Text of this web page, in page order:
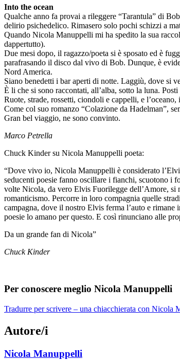
Into the ocean
Qualche anno fa provai a rileggere “Tarantula” di
delirio psichedelico. Rimasero solo pochi schizzi a
Quando Nicola Manuppelli mi ha spedito la sua
dappertutto).
Due mesi dopo, il ragazzo/poeta si è sposato ed è
parafrasando il disco dal vivo di Bob. Dunque, è
Nord America.
Siano benedetti i bar aperti di notte. Laggiù, dove si
È li che si sono raccontati, all’alba, sotto la luna.
Ruote, strade, rossetti, ciondoli e cappelli, e l’oceano,
Come col suo romanzo “Colazione da Hadelman”,
Gran bel viaggio, ne sono convinto.
Marco Petrella
Chuck Kinder su Nicola Manuppelli poeta:
“Dove vivo io, Nicola Manuppelli è considerato
seducenti poesie fanno oscillare i fianchi, scuotono i
volte Nicola, da vero Elvis Fuorilegge dell’Amore, si
romanticismo. Percorre in loro compagnia quelle
campagna, dove il nostro Elvis ferma l’auto e
poesie lo amano per questo. E così rinunciano alle
Da un grande fan di Nicola”
Chuck Kinder
Per conoscere meglio Nicola Manuppelli
Tradurre per scrivere – una chiacchierata con Nicola
Autore/i
Nicola Manuppelli